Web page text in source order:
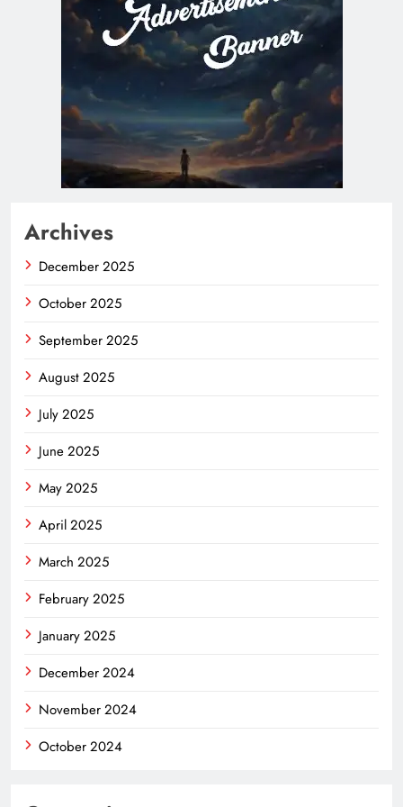
Archives
December 2025
October 2025
September 2025
August 2025
July 2025
June 2025
May 2025
April 2025
March 2025
February 2025
January 2025
December 2024
November 2024
October 2024